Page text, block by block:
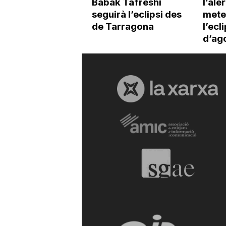
seguirà l’eclipsi des
de Tarragona